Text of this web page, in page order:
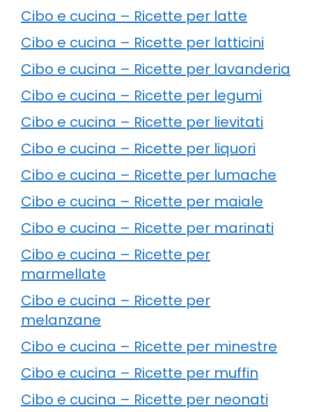
Cibo e cucina – Ricette per latte
Cibo e cucina – Ricette per latticini
Cibo e cucina – Ricette per lavanderia
Cibo e cucina – Ricette per legumi
Cibo e cucina – Ricette per lievitati
Cibo e cucina – Ricette per liquori
Cibo e cucina – Ricette per lumache
Cibo e cucina – Ricette per maiale
Cibo e cucina – Ricette per marinati
Cibo e cucina – Ricette per
marmellate
Cibo e cucina – Ricette per
melanzane
Cibo e cucina – Ricette per minestre
Cibo e cucina – Ricette per muffin
Cibo e cucina – Ricette per neonati